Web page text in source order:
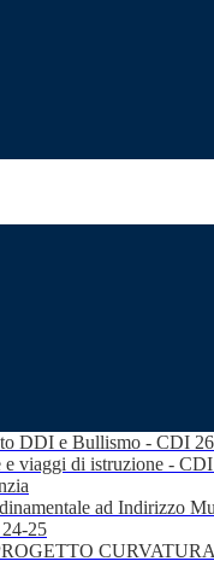
DDI e Bullismo - CDI
e viaggi di istruzione -
ad Indirizzo
25